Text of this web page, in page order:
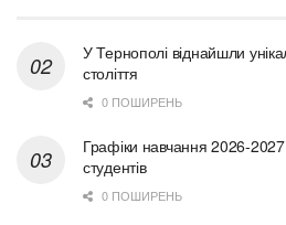
У Тернополі віднайшли
століття
0 ПОШИРЕНЬ
Графіки навчання 2026-
студентів
0 ПОШИРЕНЬ